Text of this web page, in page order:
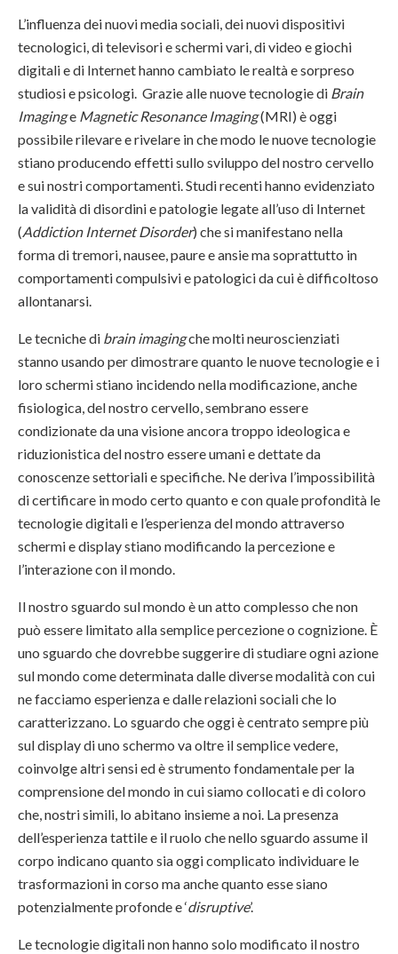
L’influenza dei nuovi media sociali, dei nuovi dispositivi
tecnologici, di televisori e schermi vari, di video e giochi
digitali e di Internet hanno cambiato le realtà e sorpreso
studiosi e psicologi. Grazie alle nuove tecnologie di Brain
Imaginge Magnetic Resonance Imaging(MRI) è oggi
possibile rilevare e rivelare in che modo le nuove tecnologie
stiano producendo effetti sullo sviluppo del nostro cervello
e sui nostri comportamenti. Studi recenti hanno evidenziato
la validità di disordini e patologie legate all’uso di Internet
(Addiction Internet Disorder) che si manifestano nella
forma di tremori, nausee, paure e ansie ma soprattutto in
comportamenti compulsivi e patologici da cui è difficoltoso
allontanarsi.
Le tecniche di brain imagingche molti neuroscienziati
stanno usando per dimostrare quanto le nuove tecnologie e i
loro schermi stiano incidendo nella modificazione, anche
fisiologica, del nostro cervello, sembrano essere
condizionate da una visione ancora troppo ideologica e
riduzionistica del nostro essere umani e dettate da
conoscenze settoriali e specifiche. Ne deriva l’impossibilità
di certificare in modo certo quanto e con quale profondità le
tecnologie digitali e l’esperienza del mondo attraverso
schermi e display stiano modificando la percezione e
l’interazione con il mondo.
Il nostro sguardo sul mondo è un atto complesso che non
può essere limitato alla semplice percezione o cognizione. È
uno sguardo che dovrebbe suggerire di studiare ogni azione
sul mondo come determinata dalle diverse modalità con cui
ne facciamo esperienza e dalle relazioni sociali che lo
caratterizzano. Lo sguardo che oggi è centrato sempre più
sul display di uno schermo va oltre il semplice vedere,
coinvolge altri sensi ed è strumento fondamentale per la
comprensione del mondo in cui siamo collocati e di coloro
che, nostri simili, lo abitano insieme a noi. La presenza
dell’esperienza tattile e il ruolo che nello sguardo assume il
corpo indicano quanto sia oggi complicato individuare le
trasformazioni in corso ma anche quanto esse siano
potenzialmente profonde e ‘disruptive’.
Le tecnologie digitali non hanno solo modificato il nostro